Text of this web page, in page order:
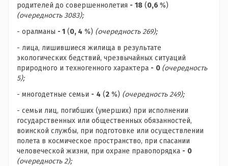
родителей до совершеннолетия - 18 (0,6 %)
(очередность 3083);
- оралманы - 1 (0, 4 %) (очередность 269);
- лица, лишившиеся жилища в результате
экологических бедствий, чрезвычайных ситуаций
природного и техногенного характера - 0 (очередность
5);
- многодетные семьи - 4 (2 %) (очередность 249);
- семьи лиц, погибших (умерших) при исполнении
государственных или общественных обязанностей,
воинской службы, при подготовке или осуществлении
полета в космическое пространство, при спасании
человеческой жизни, при охране правопорядка - 0
(очередность 2);